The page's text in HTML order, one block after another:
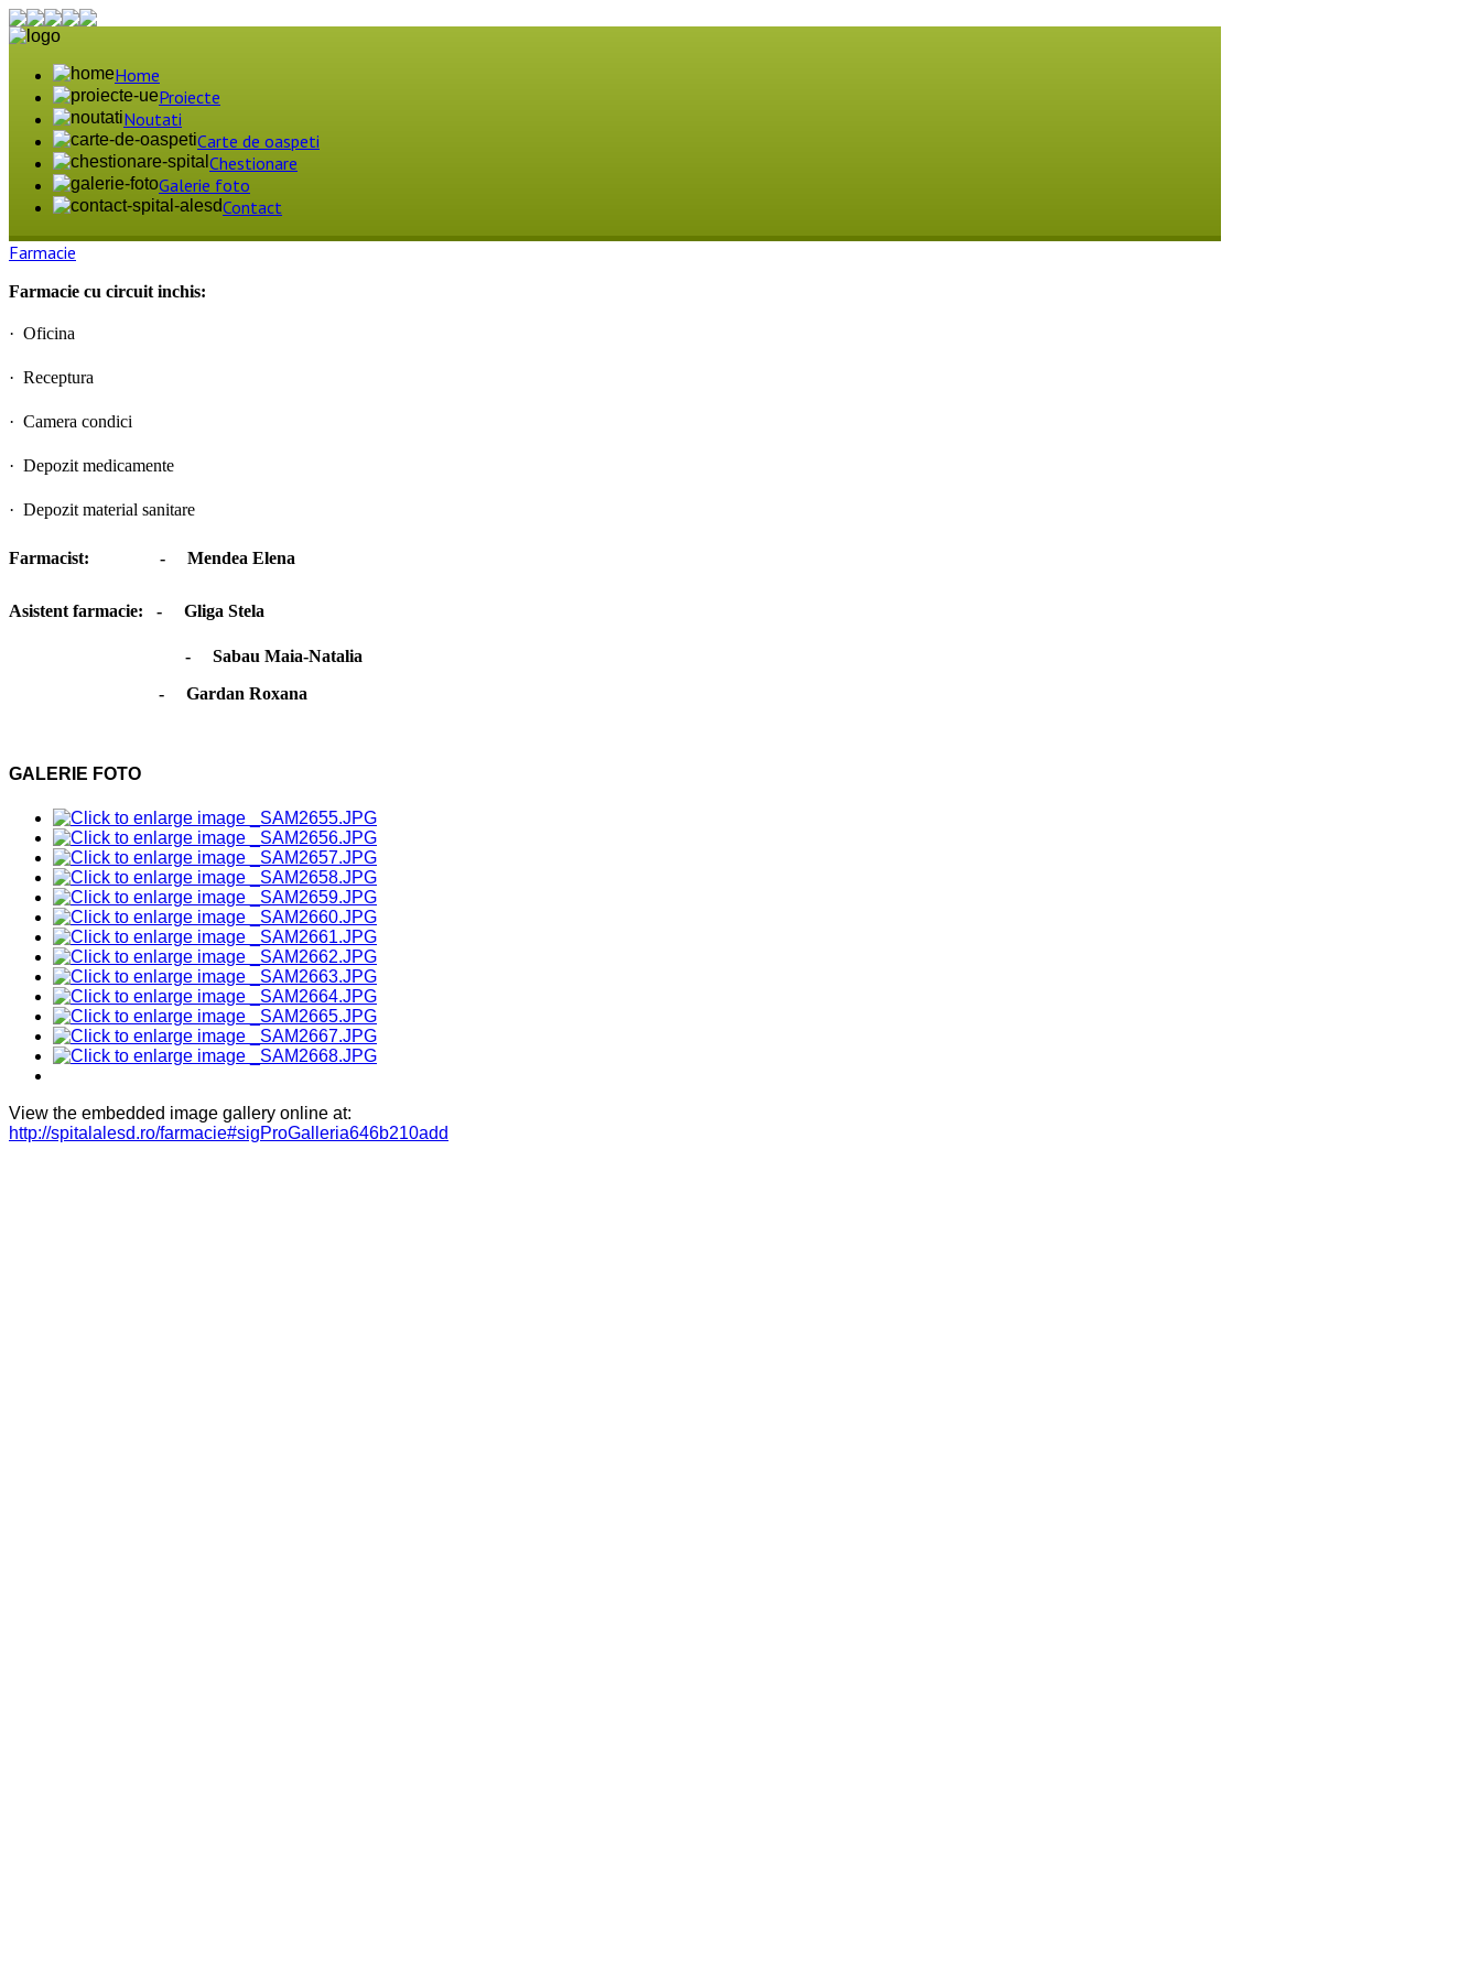
Home
Proiecte
Noutati
Carte de oaspeti
Chestionare
Galerie foto
Contact
Farmacie
Farmacie cu circuit inchis:
· Oficina
· Receptura
· Camera condici
· Depozit medicamente
· Depozit material sanitare
Farmacist: - Mendea Elena
Asistent farmacie: - Gliga Stela
-
Sabau Maia-Natalia
- Gardan Roxana
GALERIE FOTO
View the embedded image gallery online at:
http://spitalalesd.ro/farmacie#sigProGalleria646b210add